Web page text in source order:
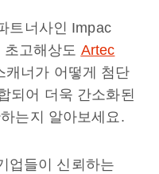
트너사인 Impac
고해상도 Artec
캐너가 어떻게 첨단
되어 더욱 간소화된
는지 알아보세요.
업들이 신뢰하는